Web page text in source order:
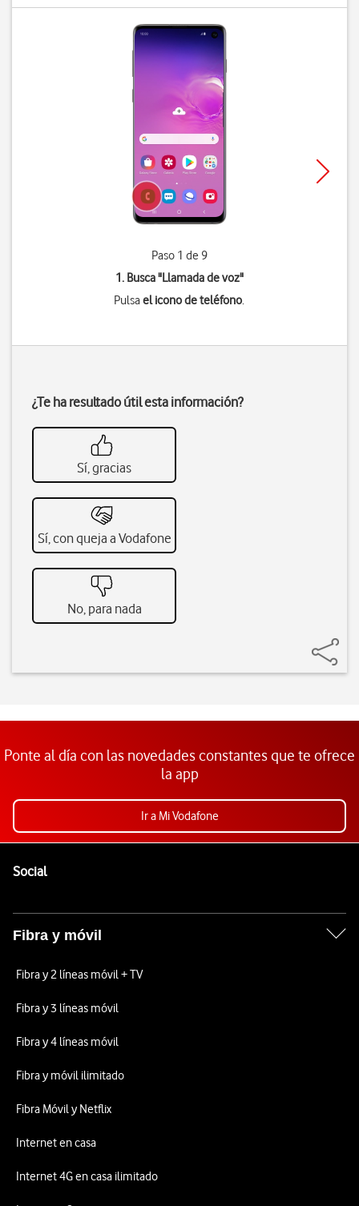
Paso 1 de 9
1. Busca "Llamada de voz"
Pulsael icono de teléfono.
¿Te ha resultado útil esta información?
Sí, gracias
Sí, con queja a Vodafone
No, para nada
Ponte al día con las novedades constantes que te ofrece
la app
Ir a Mi Vodafone
SocialEnlaces a las redes sociales de Vodafone
Fibra y móvil
Fibra y 2 líneas móvil + TV
Fibra y 3 líneas móvil
Fibra y 4 líneas móvil
Fibra y móvil ilimitado
Fibra Móvil y Netflix
Internet en casa
Internet 4G en casa ilimitado